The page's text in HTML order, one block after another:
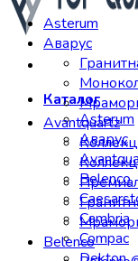
Каталог
Asterum
Аварус
Belenco
Cambria
Compac
Asterum
Аварус
Avantquartz
Belenco